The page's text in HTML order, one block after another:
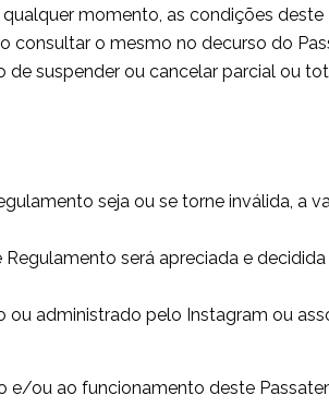
qualquer momento, as condições
consultar o mesmo no decurso do
de suspender ou cancelar parcial ou
seja ou se torne inválida,
será apreciada e
administrado pelo Instagram ou
ou ao funcionamento deste